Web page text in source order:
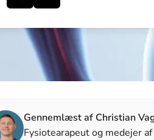
Gennemlæst af Christian
Fysiotearapeut og medejer